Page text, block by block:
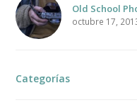
Old School
octubre 17,
Categorías